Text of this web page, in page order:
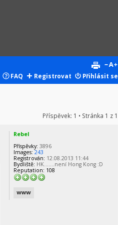
FAQ Registrovat Přihlásit se
Příspěvek: 1 • Stránka 1 z 1
Rebel
Příspěvky: 3896
Images: 243
Registrován: 12.08.2013 11:44
Bydliště: HK.......není Hong Kong :D
Reputation: 108